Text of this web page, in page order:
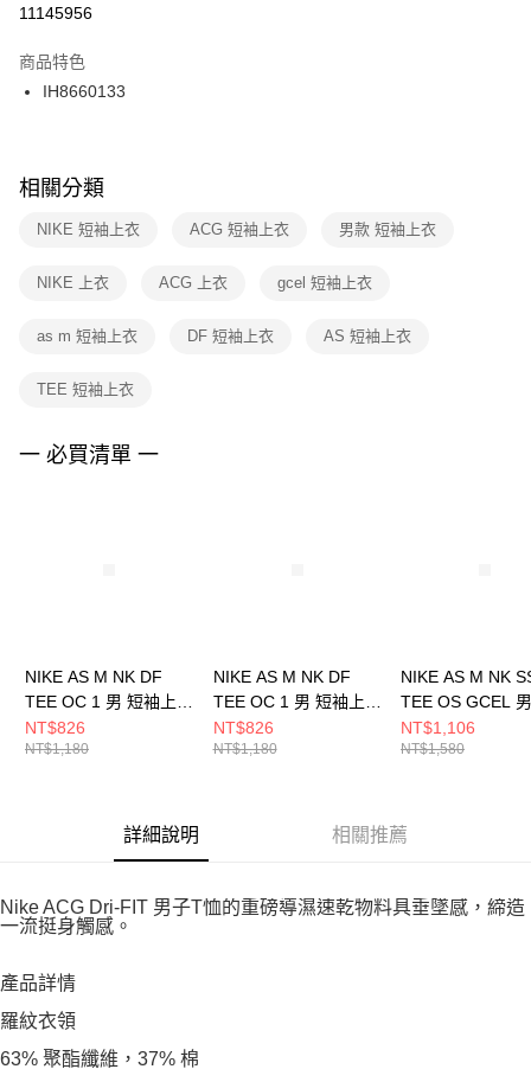
１．於結帳方式選擇「AFTEE先享後付」後，將跳轉至「AFTEE先享後付」
２．訂單成立數日內，您將收到繳費通知簡訊。
３．收到繳費通知簡訊後14天內，點擊此簡訊中的連結，可透過四大超商／
ATM／網路銀行／等多元方式進行付款，方視為交易完成。
※ 交易是否成功請以「AFTEE先享後付 」之結帳頁面顯示為準，若有關於
是否繳費成功／繳費後需取消欲退款等相關疑問，請聯繫「AFTEE先享後付
客戶支援中心」https://netprotections.freshdesk.com/support/home
１．透過由恩沛科技股份有限公司提供之「AFTEE先享後付」服務完成之交
權轉讓予恩沛科技股份有限公司。
３．未成年的使用者請事先徵得法定代理人或監護人之同意方可使用
４．使用「AFTEE先享後付」時，將依據個別帳號之用戶狀況，依本公司即
每筆NT$100，滿NT$1,500(含以上)免運費
付款後門市自取
每筆NT$100，滿NT$1,500(含以上)免運費
11145956
商品特色
IH8660133
相關分類
NIKE 短袖上衣 ACG 短袖上衣 男款 短袖上衣
NIKE 上衣 ACG 上衣 gcel 短袖上衣
as m 短袖上衣 DF 短袖上衣 AS 短袖上衣
TEE 短袖上衣
一 必買清單 一
NIKE AS M NK DF
TEE OC 1 男 短袖上衣
HJ3465633
NT$826
NT$1,180
NIKE AS M NK DF
TEE OC 1 男 短袖上衣
HJ3465100
NT$826
NT$1,180
NIKE AS M NK
TEE OS GCEL
袖上衣
NT$1,106
NT$1,580
詳細說明 相關推薦
Nike ACG Dri-FIT 男子T恤的重磅導濕速乾物料具垂墜感，締造
一流挺身觸感。
產品詳情
羅紋衣領
63% 聚酯纖維，37% 棉